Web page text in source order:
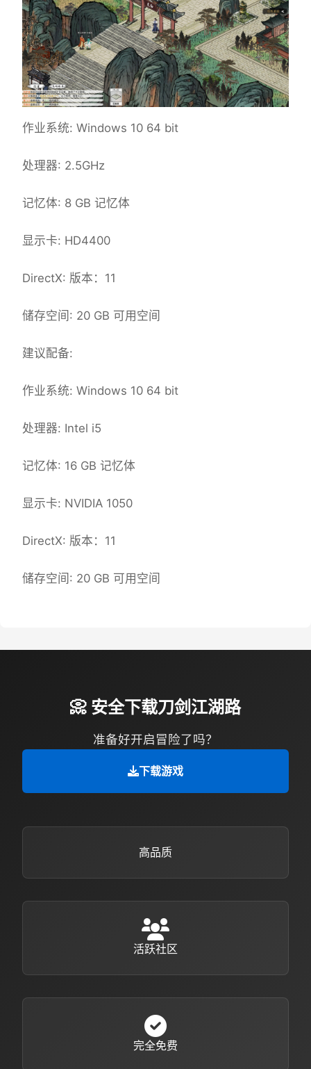
作业系统: Windows 10 64 bit
处理器: 2.5GHz
记忆体: 8 GB 记忆体
显示卡: HD4400
DirectX: 版本：11
储存空间: 20 GB 可用空间
建议配备:
作业系统: Windows 10 64 bit
处理器: Intel i5
记忆体: 16 GB 记忆体
显示卡: NVIDIA 1050
DirectX: 版本：11
储存空间: 20 GB 可用空间
📀 安全下载刀剑江湖路
准备好开启冒险了吗？
下载游戏
高品质
活跃社区
完全免费